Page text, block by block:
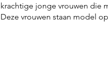
krachtige jonge vrouwen die
Deze vrouwen staan model
Sis